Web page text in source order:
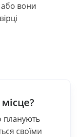
або вони
планують
своїми